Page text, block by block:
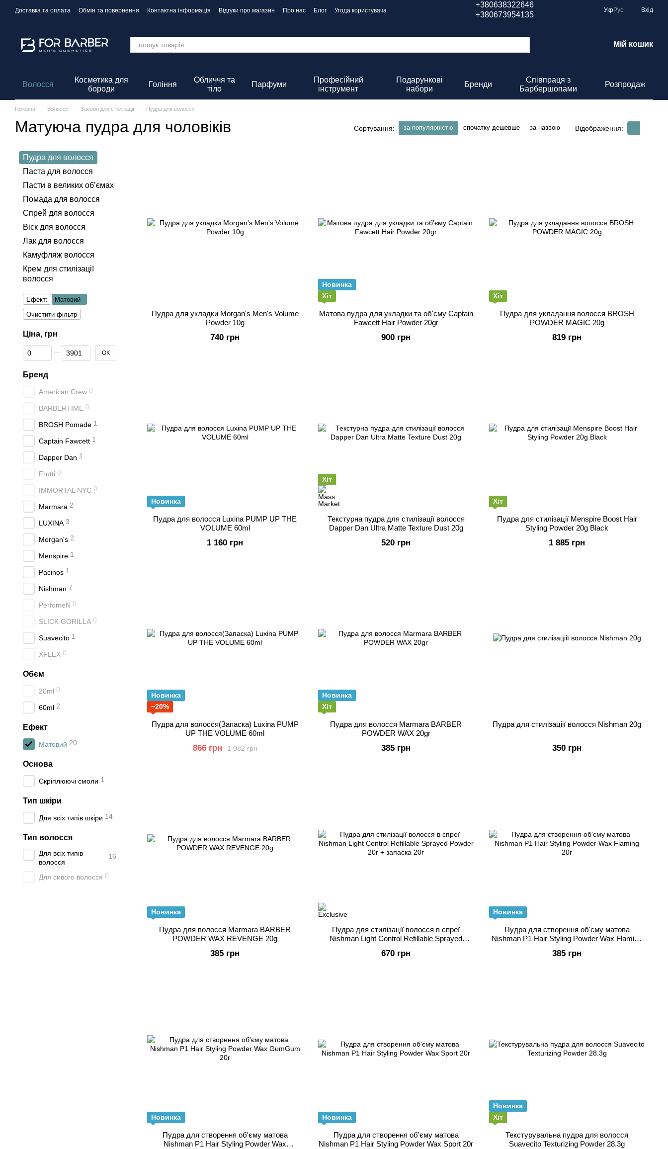
Перейти до основного контенту
Доставка та оплата Обмін та повернення Контактна інформація Відгуки про магазин Про нас Блог
Угода користувача
+380638322646
+380673954135
УкрРус Вхід
Мій кошик
Волосся
Косметика для
бороди
Гоління
Обличчя та
тіло
Парфуми
Професійний
інструмент
Подарункові
набори
Бренди
Співпраця з
Барбершопами
Розпродаж
Головна Волосся Засоби для стилізації Пудра для волосся
Матуюча пудра для чоловіків Сортування: за популярністю спочатку дешевше за назвою Відображення:
Пудра для укладки Morgan's Men's Volume
Powder 10g
740 грн
Новинка
Хіт
Матова пудра для укладки та об'єму Captain
Fawcett Hair Powder 20gr
900 грн
Хіт
Пудра для укладання волосся BROSH
POWDER MAGIC 20g
819 грн
Новинка
Пудра для волосся Luxina PUMP UP THE
VOLUME 60ml
1 160 грн
Хіт
Текстурна пудра для стилізації волосся
Dapper Dan Ultra Matte Texture Dust 20g
520 грн
Хіт
Пудра для стилізації Menspire Boost Hair
Styling Powder 20g Black
1 885 грн
Новинка
−20%
Пудра для волосся(Запаска) Luxina PUMP
UP THE VOLUME 60ml
1 082 грн
866 грн
Новинка
Хіт
Пудра для волосся Marmara BARBER
POWDER WAX 20gr
385 грн
Пудра для стилізаціії волосся Nishman 20g
350 грн
Новинка
Пудра для волосся Marmara BARBER
POWDER WAX REVENGE 20g
385 грн
Пудра для стилізації волосся в спреї
Nishman Light Control Refillable Sprayed
670 грн
Новинка
Пудра для створення об'єму матова
Nishman P1 Hair Styling Powder Wax Flaming
385 грн
Новинка
Пудра для створення об'єму матова
Nishman P1 Hair Styling Powder Wax
Новинка
Пудра для створення об'єму матова
Nishman P1 Hair Styling Powder Wax Sport 20г
Новинка
Хіт
Текстурувальна пудра для волосся
Suavecito Texturizing Powder 28.3g
Пудра для волосся
Паста для волосся
Пасти в великих об’ємах
Помада для волосся
Спрей для волосся
Віск для волосся
Лак для волосся
Камуфляж волосся
Крем для стилізації
волоcся
Ефект:
Матовий
Очистити фільтр
Ціна, грн
Від Ціна, грн
До Ціна, грн ОК
Бренд
American Crew 0
BARBERTIME 0
BROSH Pomade 1
Captain Fawcett 1
Dapper Dan 1
Frutti 0
IMMORTAL NYC 0
Marmara 2
LUXINA 3
Morgan's 2
Menspire 1
Pacinos 1
Nishman 7
PerfomeN 0
SLICK GORILLA 0
Suavecito 1
XFLEX 0
Обєм
20ml 0
60ml 2
Ефект
Матовий 20
Основа
Скріплюючі смоли 1
Тип шкіри
Для всіх типів шкіри 14
Тип волосся
Для всіх типів
волосся
16
Для сивого волосся 0